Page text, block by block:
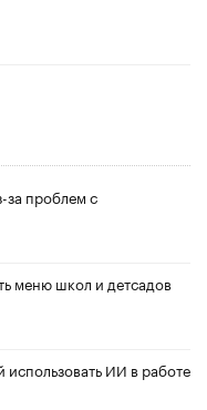
за проблем с
меню школ и детсадов
использовать ИИ в работе